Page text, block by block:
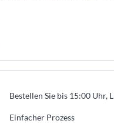
→ →
Bestellen Sie bis 15:00 Uhr,
Einfacher Prozess